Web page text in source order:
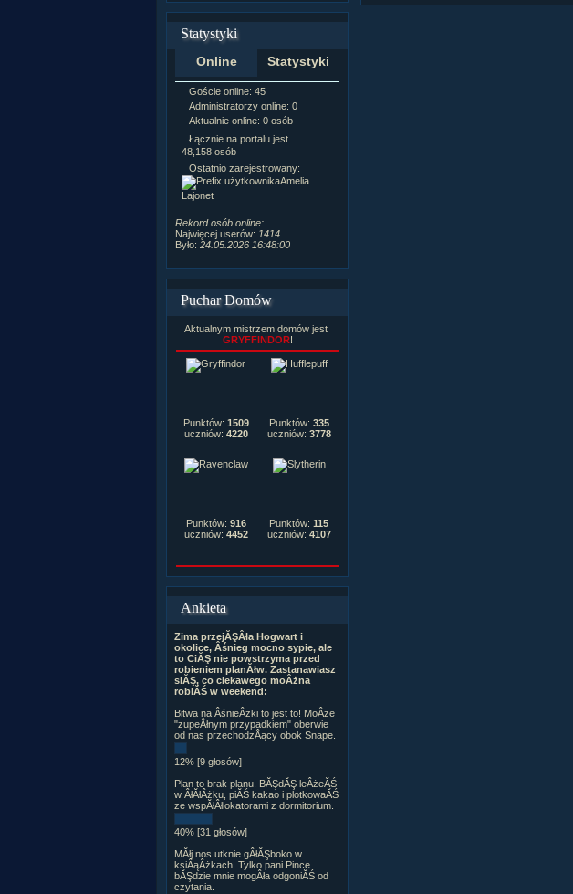
Statystyki
Online Statystyki
Goście online: 45
Administratorzy online: 0
Aktualnie online: 0 osób
Łącznie na portalu jest
48,158 osób
Ostatnio zarejestrowany:
Amelia
Lajonet
Rekord osób online:
Najwięcej userów: 1414
Było: 24.05.2026 16:48:00
Puchar Domów
Aktualnym mistrzem domów jest
GRYFFINDOR!
Punktów: 1509
uczniów: 4220
Punktów: 335
uczniów: 3778
Punktów: 916
uczniów: 4452
Punktów: 115
uczniów: 4107
Ankieta
Zima przejĂŞÂła Hogwart i
okolice, Âśnieg mocno sypie, ale
to CiĂŞ nie powstrzyma przed
robieniem planĂłw. Zastanawiasz
siĂŞ, co ciekawego moÂżna
robiĂŚ w weekend:
Bitwa na ÂśnieÂżki to jest to! MoÂże
"zupeÂłnym przypadkiem" oberwie
od nas przechodzÂący obok Snape.
12% [9 głosów]
Plan to brak planu. BĂŞdĂŞ leÂżeĂŚ
w ÂłĂłÂżku, piĂŚ kakao i plotkowaĂŚ
ze wspĂłÂłlokatorami z dormitorium.
40% [31 głosów]
MĂłj nos utknie gÂłĂŞboko w
ksiÂąÂżkach. Tylko pani Pince
bĂŞdzie mnie mogÂła odgoniĂŚ od
czytania.